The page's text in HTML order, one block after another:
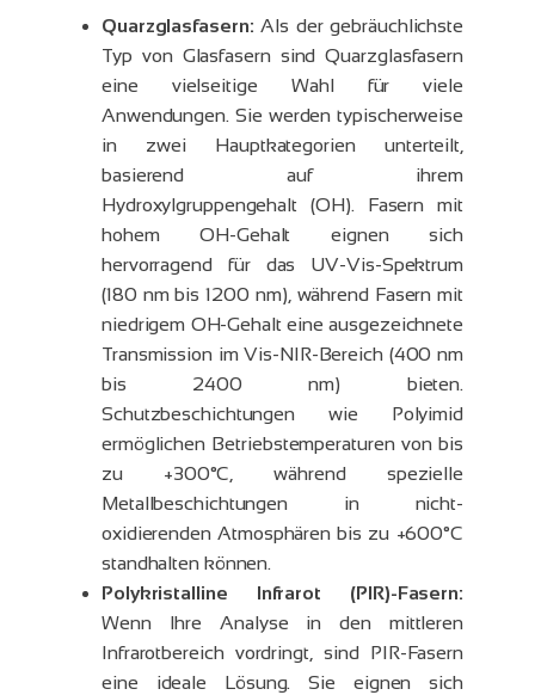
Quarzglasfasern: Als der gebräuchlichste
Typ von Glasfasern sind Quarzglasfasern
eine vielseitige Wahl für viele
Anwendungen. Sie werden typischerweise
in zwei Hauptkategorien unterteilt,
basierend auf ihrem
Hydroxylgruppengehalt (OH). Fasern mit
hohem OH-Gehalt eignen sich
hervorragend für das UV-Vis-Spektrum
(180 nm bis 1200 nm), während Fasern mit
niedrigem OH-Gehalt eine ausgezeichnete
Transmission im Vis-NIR-Bereich (400 nm
bis 2400 nm) bieten.
Schutzbeschichtungen wie Polyimid
ermöglichen Betriebstemperaturen von bis
zu +300°C, während spezielle
Metallbeschichtungen in nicht-
oxidierenden Atmosphären bis zu +600°C
standhalten können.
Polykristalline Infrarot (PIR)-Fasern:
Wenn Ihre Analyse in den mittleren
Infrarotbereich vordringt, sind PIR-Fasern
eine ideale Lösung. Sie eignen sich